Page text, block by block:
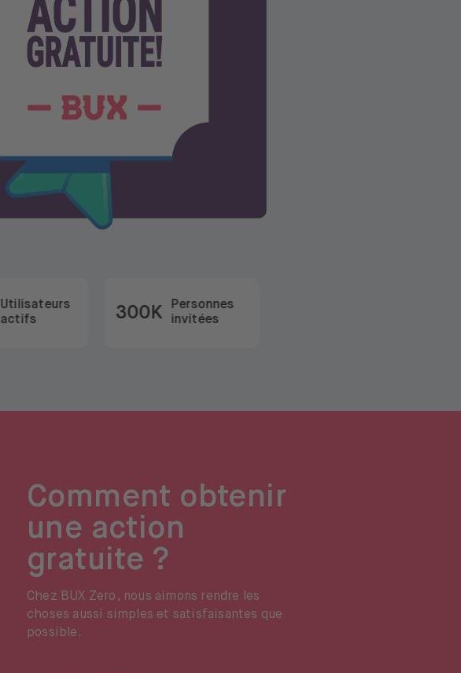
Utilisateurs
actifs
300K
Personnes
invitées
Comment obtenir
une action
gratuite ?
Chez BUX Zero, nous aimons rendre les
choses aussi simples et satisfaisantes que
possible.